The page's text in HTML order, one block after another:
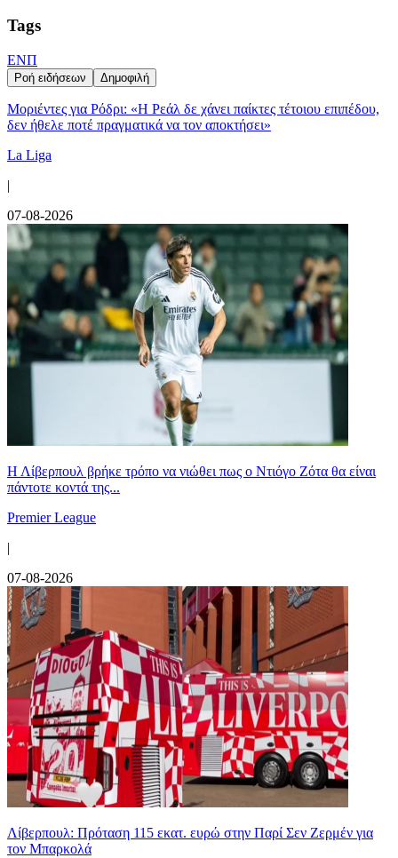
Tags
ΕΝΠ
Ροή ειδήσεων Δημοφιλή
Μοριέντες για Ρόδρι: «Η Ρεάλ δε χάνει παίκτες τέτοιου επιπέδου,
δεν ήθελε ποτέ πραγματικά να τον αποκτήσει»
La Liga
|
07-08-2026
Η Λίβερπουλ βρήκε τρόπο να νιώθει πως ο Ντιόγο Ζότα θα είναι
πάντοτε κοντά της...
Premier League
|
07-08-2026
Λίβερπουλ: Πρόταση 115 εκατ. ευρώ στην Παρί Σεν Ζερμέν για
τον Μπαρκολά